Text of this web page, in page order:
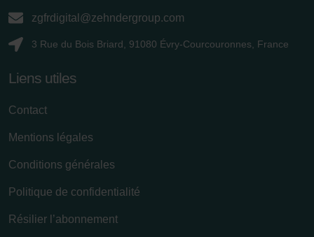
zgfrdigital@zehndergroup.com
3 Rue du Bois Briard, 91080 Évry-Courcouronnes, France
Liens utiles
Contact
Mentions légales
Conditions générales
Politique de confidentialité
Résilier l’abonnement